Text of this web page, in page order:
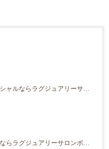
奈良でフェイシャルならラグジュアリーサロンボヌール
奈良でエステならラグジュアリーサロンボヌール